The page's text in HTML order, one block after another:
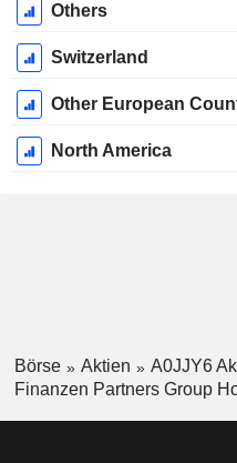
Others
Switzerland
Other European
North America
Börse Aktien
A0JJY6
Finanzen Partners Group